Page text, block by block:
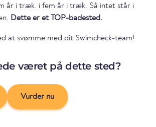
i fem år i træk. Så intet står i
Dette er et TOP-badested.
at svømme med dit Swimcheck-team!
været på dette sted?
Vurder nu